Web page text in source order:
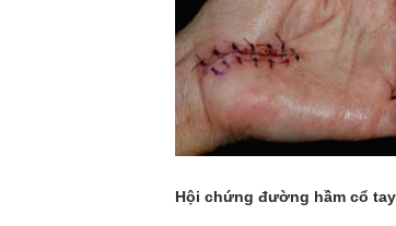
Hội chứng đường hầm cổ tay